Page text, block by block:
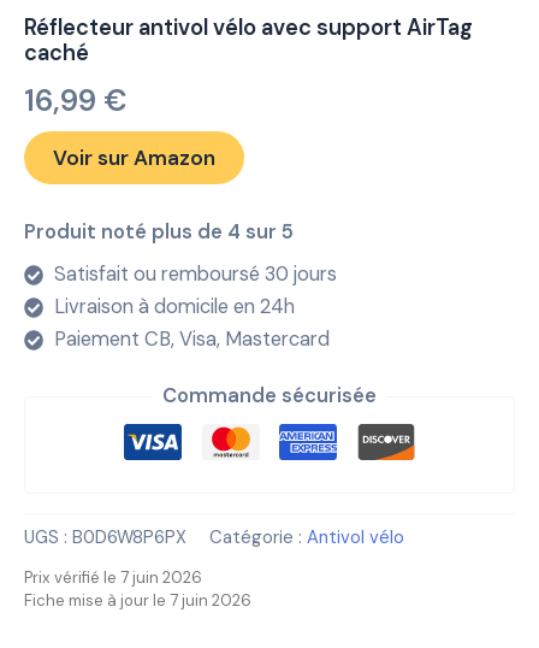
Réflecteur antivol vélo avec support AirTag
caché
16,99 €
Voir sur Amazon
Produit noté plus de 4 sur 5
Satisfait ou remboursé 30 jours
Livraison à domicile en 24h
Paiement CB, Visa, Mastercard
Commande sécurisée
UGS : B0D6W8P6PX Catégorie : Antivol vélo
Prix vérifié le 7 juin 2026
Fiche mise à jour le 7 juin 2026